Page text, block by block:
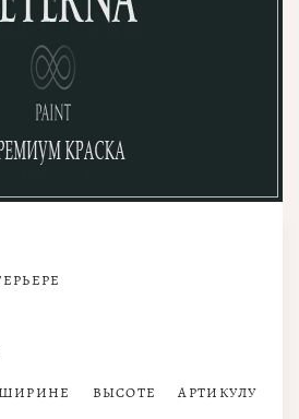
ШИРИНЕ ВЫСОТЕ АРТИКУЛУ